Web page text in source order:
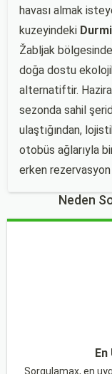
havası almak
kuzeyindeki
Žabljak
doğa dostu
alternatiftir.
sezonda sahil
ulaştığından,
otobüs ağlarıyla
erken
Neden
Sorgulamax, en